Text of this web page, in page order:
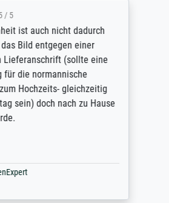
/ 5
ist auch nicht dadurch
Bild entgegen einer
Lieferanschrift (sollte eine
für die normannische
Hochzeits- gleichzeitig
sein) doch nach zu Hause